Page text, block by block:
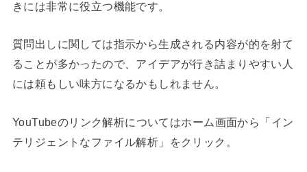
きには非常に役立つ機能です。
質問出しに関しては指示から生成される内容が的を射て
ることが多かったので、アイデアが行き詰まりやすい人
には頼もしい味方になるかもしれません。
YouTubeのリンク解析についてはホーム画面から「イン
テリジェントなファイル解析」をクリック。